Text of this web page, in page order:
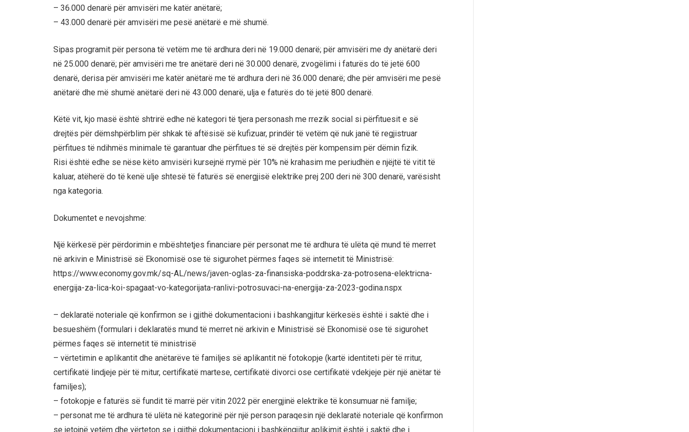
– 36.000 denarë për amvisëri me katër anëtarë;
– 43.000 denarë për amvisëri me pesë anëtarë e më shumë.
Sipas programit për persona të vetëm me të ardhura deri në 19.000 denarë; për amvisëri me dy anëtarë deri
në 25.000 denarë; për amvisëri me tre anëtarë deri në 30.000 denarë, zvogëlimi i faturës do të jetë 600
denarë, derisa për amvisëri me katër anëtarë me të ardhura deri në 36.000 denarë; dhe për amvisëri me pesë
anëtarë dhe më shumë anëtarë deri në 43.000 denarë, ulja e faturës do të jetë 800 denarë.
Këtë vit, kjo masë është shtrirë edhe në kategori të tjera personash me rrezik social si përfituesit e së
drejtës për dëmshpërblim për shkak të aftësisë së kufizuar, prindër të vetëm që nuk janë të regjistruar
përfitues të ndihmës minimale të garantuar dhe përfitues të së drejtës për kompensim për dëmin fizik.
Risi është edhe se nëse këto amvisëri kursejnë rrymë për 10% në krahasim me periudhën e njëjtë të vitit të
kaluar, atëherë do të kenë ulje shtesë të faturës së energjisë elektrike prej 200 deri në 300 denarë, varësisht
nga kategoria.
Dokumentet e nevojshme:
Një kërkesë për përdorimin e mbështetjes financiare për personat me të ardhura të ulëta që mund të merret
në arkivin e Ministrisë së Ekonomisë ose të sigurohet përmes faqes së internetit të Ministrisë:
https://www.economy.gov.mk/sq-AL/news/javen-oglas-za-finansiska-poddrska-za-potrosena-elektricna-
energija-za-lica-koi-spagaat-vo-kategorijata-ranlivi-potrosuvaci-na-energija-za-2023-godina.nspx
– deklaratë noteriale që konfirmon se i gjithë dokumentacioni i bashkangjitur kërkesës është i saktë dhe i
besueshëm (formulari i deklaratës mund të merret në arkivin e Ministrisë së Ekonomisë ose të sigurohet
përmes faqes së internetit të ministrisë
– vërtetimin e aplikantit dhe anëtarëve të familjes së aplikantit në fotokopje (kartë identiteti për të rritur,
certifikatë lindjeje për të mitur, certifikatë martese, certifikatë divorci ose certifikatë vdekjeje për një anëtar të
familjes);
– fotokopje e faturës së fundit të marrë për vitin 2022 për energjinë elektrike të konsumuar në familje;
– personat me të ardhura të ulëta në kategorinë për një person paraqesin një deklaratë noteriale që konfirmon
se jetojnë vetëm dhe vërteton se i gjithë dokumentacioni i bashkëngjitur aplikimit është i saktë dhe i